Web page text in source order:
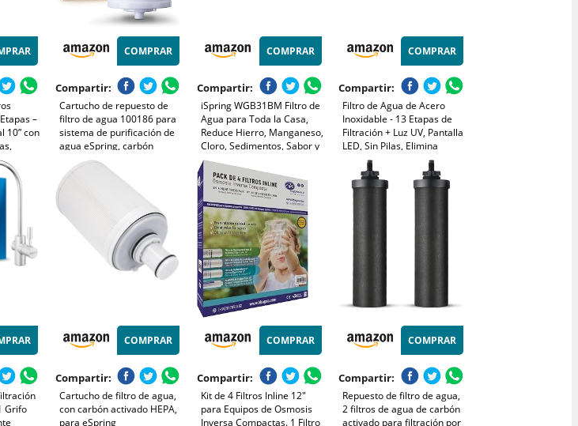
–
10” con
Block
COMPRAR
Compartir:
Cartucho de repuesto de
filtro de agua 100186 para
sistema de purificación de
agua eSpring, carbón
activado y tela no tejida
para filtración de precisión
a 0,2
COMPRAR
Compartir:
iSpring WGB31BM Filtro de
Agua para Toda la Casa,
Reduce Hierro, Manganeso,
Cloro, Sedimentos, Sabor y
Olor, Filtro de Hierro de 3
Etapas para Toda la Casa,
Filtros de 10" x 4.5",
Entrada/Salida de 1"
COMPRAR
Compartir:
Filtro de Agua de Acero
Inoxidable - 13 Etapas de
Filtración + Luz UV, Pantalla
LED, Sin Pilas, Elimina
Cloro/Metales
Pesados/Olores
Grifo
COMPRAR
Compartir:
Cartucho de filtro de agua,
con carbón activado HEPA,
para eSpring
COMPRAR
Compartir:
Kit de 4 Filtros Inline 12"
para Equipos de Osmosis
Inversa Compactas. 1 Filtro
COMPRAR
Compartir:
Repuesto de filtro de agua,
2 filtros de agua de carbón
activado para filtración por